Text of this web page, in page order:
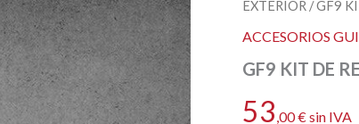
EXTERIOR / GF9
ACCESORIOS
GF9 KIT DE
53 ,00€ sin IVA